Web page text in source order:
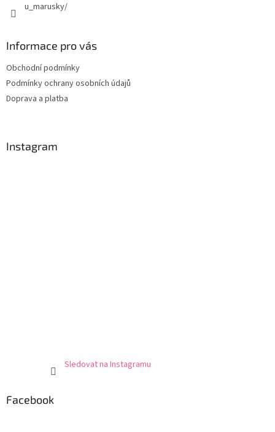
u_marusky/
Informace pro vás
Obchodní podmínky
Podmínky ochrany osobních údajů
Doprava a platba
Instagram
Sledovat na Instagramu
Facebook